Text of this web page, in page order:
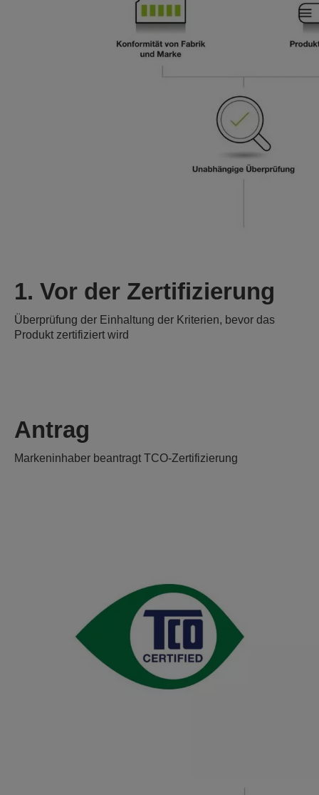
1. Vor der Zertifizierung
Überprüfung der Einhaltung der Kriterien, bevor das
Produkt zertifiziert wird
Antrag
Markeninhaber beantragt TCO-Zertifizierung